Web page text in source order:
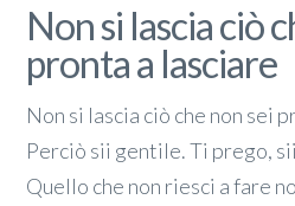
Non si lascia ciò
pronta a lasciare
Non si lascia ciò che non sei
Perciò sii gentile. Ti prego,
Quello che non riesci a fare